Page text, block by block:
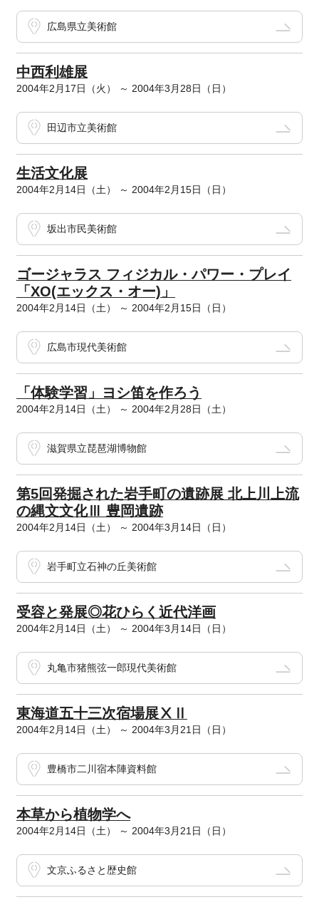
広島県立美術館
中西利雄展
2004年2月17日（火） ～ 2004年3月28日（日）
田辺市立美術館
生活文化展
2004年2月14日（土） ～ 2004年2月15日（日）
坂出市民美術館
ゴージャラス フィジカル・パワー・プレイ
「XO(エックス・オー)」
2004年2月14日（土） ～ 2004年2月15日（日）
広島市現代美術館
「体験学習」ヨシ笛を作ろう
2004年2月14日（土） ～ 2004年2月28日（土）
滋賀県立琵琶湖博物館
第5回発掘された岩手町の遺跡展 北上川上流
の縄文文化Ⅲ 豊岡遺跡
2004年2月14日（土） ～ 2004年3月14日（日）
岩手町立石神の丘美術館
受容と発展◎花ひらく近代洋画
2004年2月14日（土） ～ 2004年3月14日（日）
丸亀市猪熊弦一郎現代美術館
東海道五十三次宿場展ⅩⅡ
2004年2月14日（土） ～ 2004年3月21日（日）
豊橋市二川宿本陣資料館
本草から植物学へ
2004年2月14日（土） ～ 2004年3月21日（日）
文京ふるさと歴史館